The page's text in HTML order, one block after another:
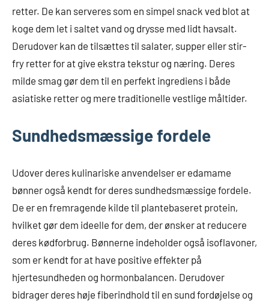
retter. De kan serveres som en simpel snack ved blot at
koge dem let i saltet vand og drysse med lidt havsalt.
Derudover kan de tilsættes til salater, supper eller stir-
fry retter for at give ekstra tekstur og næring. Deres
milde smag gør dem til en perfekt ingrediens i både
asiatiske retter og mere traditionelle vestlige måltider.
Sundhedsmæssige fordele
Udover deres kulinariske anvendelser er edamame
bønner også kendt for deres sundhedsmæssige fordele.
De er en fremragende kilde til plantebaseret protein,
hvilket gør dem ideelle for dem, der ønsker at reducere
deres kødforbrug. Bønnerne indeholder også isoflavoner,
som er kendt for at have positive effekter på
hjertesundheden og hormonbalancen. Derudover
bidrager deres høje fiberindhold til en sund fordøjelse og